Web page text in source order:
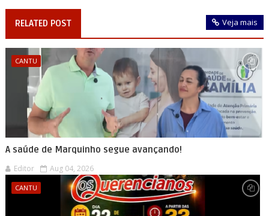
RELATED POST Veja mais
CANTU
A saúde de Marquinho segue avançando!
Editor Aug 04, 2026
CANTU